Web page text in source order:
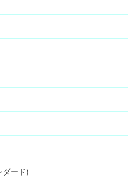
ダード)